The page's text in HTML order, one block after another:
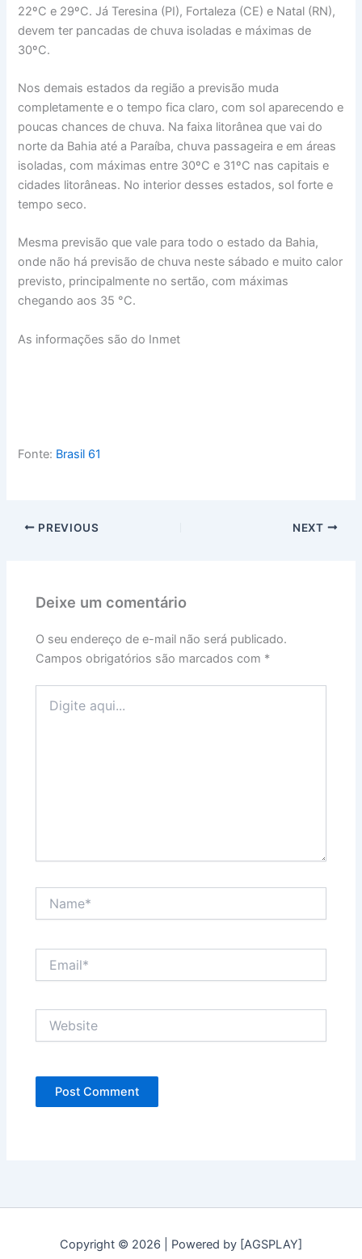
22ºC e 29ºC. Já Teresina (PI), Fortaleza (CE) e Natal (RN),
devem ter pancadas de chuva isoladas e máximas de
30ºC.
Nos demais estados da região a previsão muda
completamente e o tempo fica claro, com sol aparecendo e
poucas chances de chuva. Na faixa litorânea que vai do
norte da Bahia até a Paraíba, chuva passageira e em áreas
isoladas, com máximas entre 30ºC e 31ºC nas capitais e
cidades litorâneas. No interior desses estados, sol forte e
tempo seco.
Mesma previsão que vale para todo o estado da Bahia,
onde não há previsão de chuva neste sábado e muito calor
previsto, principalmente no sertão, com máximas
chegando aos 35 °C.
As informações são do Inmet
Fonte: Brasil 61
PREVIOUS NEXT
Deixe um comentário
O seu endereço de e-mail não será publicado.
Campos obrigatórios são marcados com *
aqui...
Copyright © 2026 | Powered by [AGSPLAY]